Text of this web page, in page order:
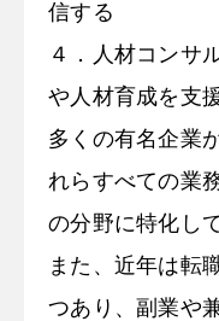
信する
４．人材コンサ
や人材育成を支
多くの有名企業
れらすべての業
の分野に特化し
また、近年は転
つあり、副業や